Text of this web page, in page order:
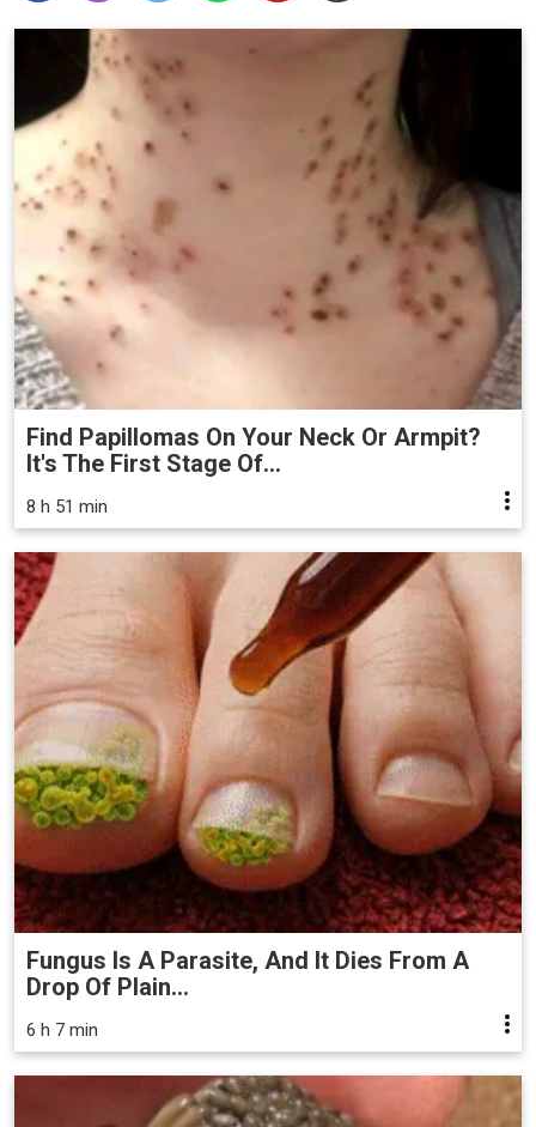
Find Papillomas On Your Neck Or Armpit?
It's The First Stage Of...
8 h 51 min
Fungus Is A Parasite, And It Dies From A
Drop Of Plain...
6 h 7 min